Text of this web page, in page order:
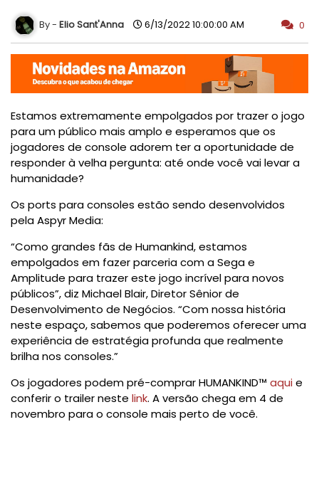
Elio Sant'Anna 6/13/2022 10:00:00 AM 0
Estamos extremamente empolgados por trazer o jogo
para um público mais amplo e esperamos que os
jogadores de console adorem ter a oportunidade de
responder à velha pergunta: até onde você vai levar a
humanidade?
Os ports para consoles estão sendo desenvolvidos
pela Aspyr Media:
“Como grandes fãs de Humankind, estamos
empolgados em fazer parceria com a Sega e
Amplitude para trazer este jogo incrível para novos
públicos”, diz Michael Blair, Diretor Sênior de
Desenvolvimento de Negócios. “Com nossa história
neste espaço, sabemos que poderemos oferecer uma
experiência de estratégia profunda que realmente
brilha nos consoles.”
Os jogadores podem pré-comprar HUMANKIND™ aquie
conferir o trailer neste link. A versão chega em 4 de
novembro para o console mais perto de você.